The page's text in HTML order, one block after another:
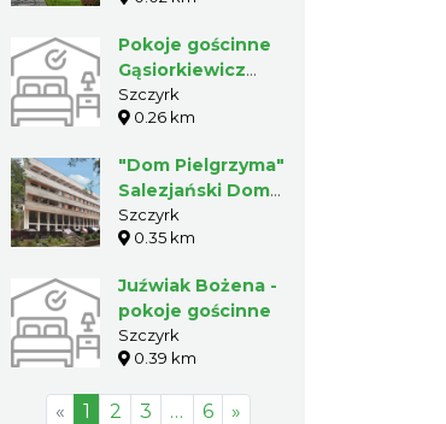
Pokoje gościnne
Gąsiorkiewicz
Jerzy
Szczyrk
0.26 km
"Dom Pielgrzyma"
Salezjański Dom
Młodzieżowy
Szczyrk
0.35 km
Juźwiak Bożena -
pokoje gościnne
Szczyrk
0.39 km
« 1 2 3 … 6 »